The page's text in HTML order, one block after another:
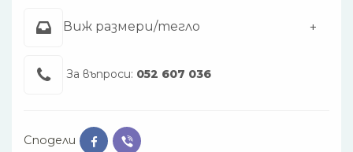
Виж размери/тегло
За въпроси: 052 607 036
Сподели